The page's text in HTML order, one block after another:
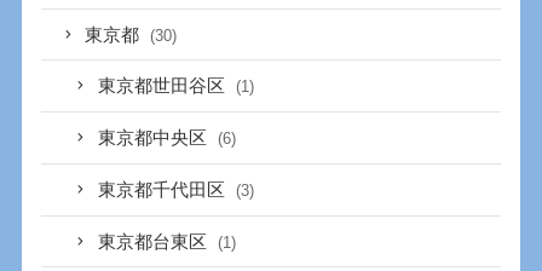
東京都 (30)
東京都世田谷区 (1)
東京都中央区 (6)
東京都千代田区 (3)
東京都台東区 (1)